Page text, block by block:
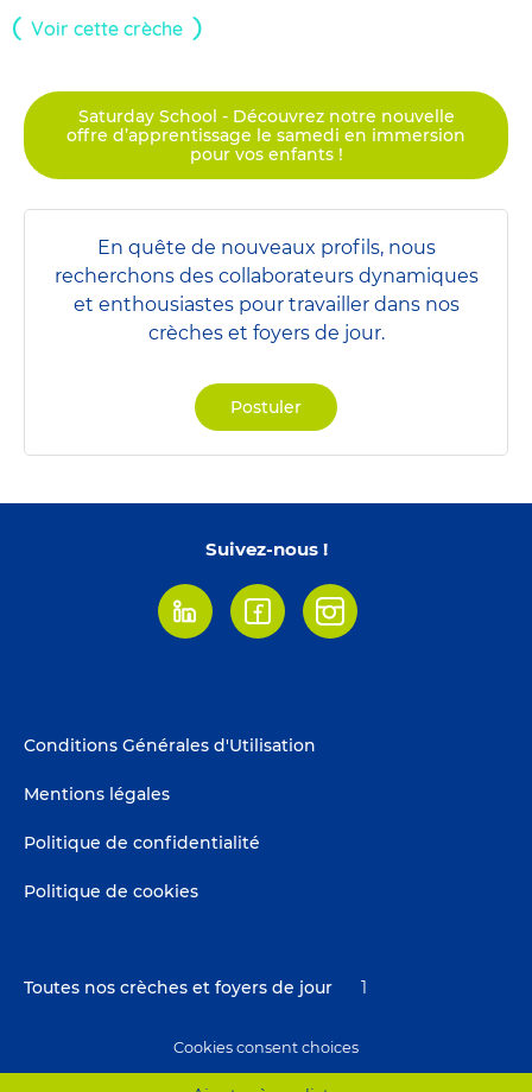
Voir cette crèche
Saturday School - Découvrez notre nouvelle
offre d’apprentissage le samedi en immersion
pour vos enfants !
En quête de nouveaux profils, nous
recherchons des collaborateurs dynamiques
et enthousiastes pour travailler dans nos
crèches et foyers de jour.
Postuler
Suivez-nous !
LinkedinFacebookInstagram
Footer
Conditions Générales d'Utilisation
Mentions légales
Politique de confidentialité
Politique de cookies
Toutes nos crèches et foyers de jour 1
Cookies consent choices